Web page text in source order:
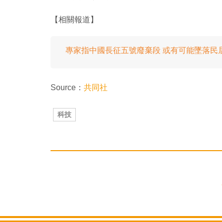
【相關報道】
專家指中國長征五號廢棄段 或有可能墜落民
Source： 共同社
科技